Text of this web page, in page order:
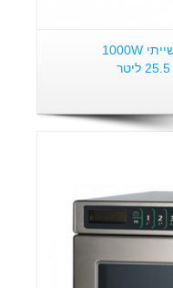
RCS511DS מיקרוגל תעשייתי 1000W